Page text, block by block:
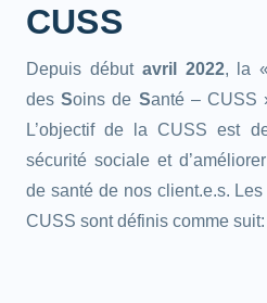
CUSS
Depuis début avril 2022, la
desSoins de Santé – CUSS
L’objectif de la CUSS est
sécurité sociale et
de santé de nos client.e.s.
CUSS sont définis comme suit: